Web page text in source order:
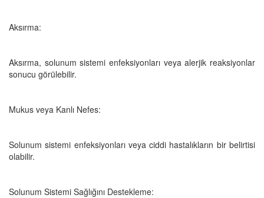
Aksırma:
Aksırma, solunum sistemi enfeksiyonları veya alerjik reaksiyonlar
sonucu görülebilir.
Mukus veya Kanlı Nefes:
Solunum sistemi enfeksiyonları veya ciddi hastalıkların bir belirtisi
olabilir.
Solunum Sistemi Sağlığını Destekleme: